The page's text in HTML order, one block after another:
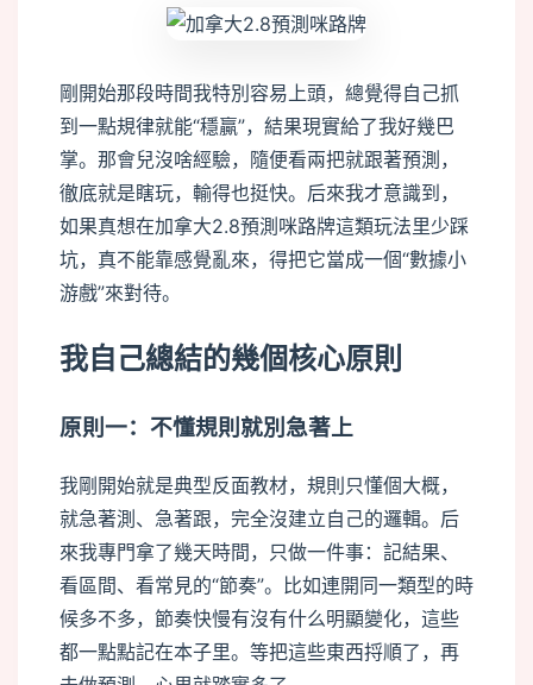
剛開始那段時間我特別容易上頭，總覺得自己抓
到一點規律就能“穩贏”，結果現實給了我好幾巴
掌。那會兒沒啥經驗，隨便看兩把就跟著預測，
徹底就是瞎玩，輸得也挺快。后來我才意識到，
如果真想在加拿大2.8預測咪路牌這類玩法里少踩
坑，真不能靠感覺亂來，得把它當成一個“數據小
游戲”來對待。
我自己總結的幾個核心原則
原則一：不懂規則就別急著上
我剛開始就是典型反面教材，規則只懂個大概，
就急著測、急著跟，完全沒建立自己的邏輯。后
來我專門拿了幾天時間，只做一件事：記結果、
看區間、看常見的“節奏”。比如連開同一類型的時
候多不多，節奏快慢有沒有什么明顯變化，這些
都一點點記在本子里。等把這些東西捋順了，再